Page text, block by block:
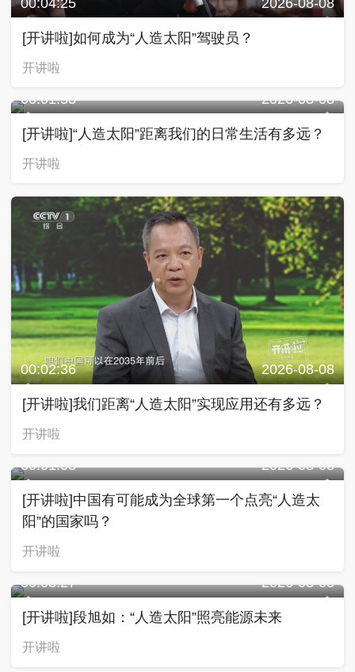
[开讲啦]如何成为“人造太阳”驾驶员？
开讲啦
00:01:53 2026-08-08
[开讲啦]“人造太阳”距离我们的日常生活有多远？
开讲啦
00:02:36 2026-08-08
[开讲啦]我们距离“人造太阳”实现应用还有多远？
开讲啦
00:01:03 2026-08-08
[开讲啦]中国有可能成为全球第一个点亮“人造太
阳”的国家吗？
开讲啦
00:08:27 2026-08-08
[开讲啦]段旭如：“人造太阳”照亮能源未来
开讲啦